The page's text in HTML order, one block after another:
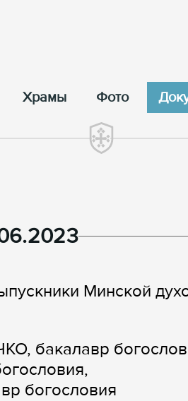
Храмы Фото
Минской
бакалавр
богословия